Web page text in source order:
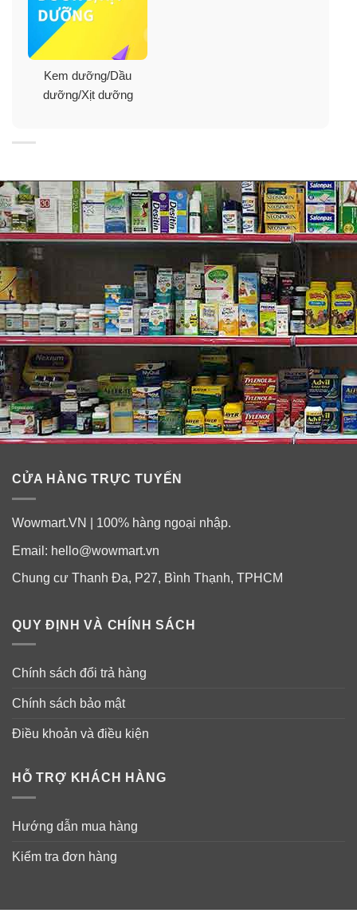
– Bảo vệ da.
– Dạng xịt tiện lợi, tiết kiệm thời gian massage so với
các sản phẩm dạng kem khác.
Hướng Dẫn Sử Dụng:
dịch lên bề mặt da, để thẩm thấu tự nhiên và lau khô
gang tay để dung dịch phun đều khắp bề mặt da.
Bảo quản:
– Bảo quản ở nơi khô ráo, tránh ánh nắng.
– Có thể bảo quản trong tủ lạnh để tăng hiệu quả làm
mát da nhanh hơn.
– Tránh xa tầm tay trẻ em.
Kem dưỡng/Dầu
dưỡng/Xịt dưỡng
CỬA HÀNG TRỰC TUYẾN
Wowmart.VN | 100% hàng ngoại nhập.
Email: hello@wowmart.vn
Chung cư Thanh Đa, P27, Bình Thạnh, TPHCM
QUY ĐỊNH VÀ CHÍNH SÁCH
Chính sách đổi trả hàng
Chính sách bảo mật
Điều khoản và điều kiện
HỖ TRỢ KHÁCH HÀNG
Hướng dẫn mua hàng
Kiểm tra đơn hàng